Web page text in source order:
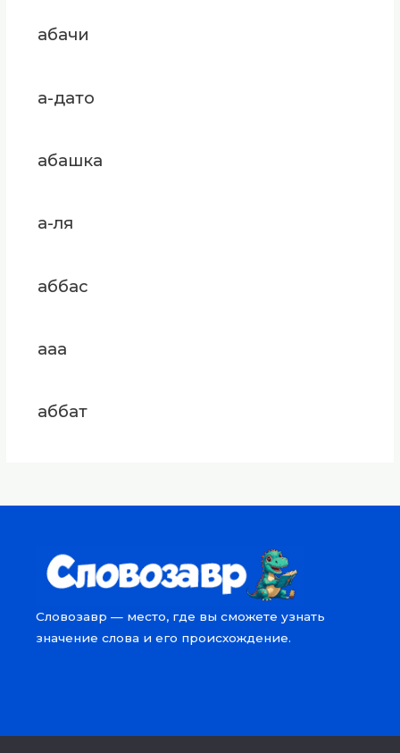
абачи
а-дато
абашка
а-ля
аббас
ааа
аббат
Словозавр — место, где вы сможете узнать
значение слова и его происхождение.